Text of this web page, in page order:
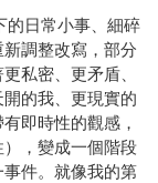
的日常小事、細碎
調整改寫，部分
私密、更矛盾、
的我、更現實的
即時性的觀感，
，變成一個階段
件。就像我的第